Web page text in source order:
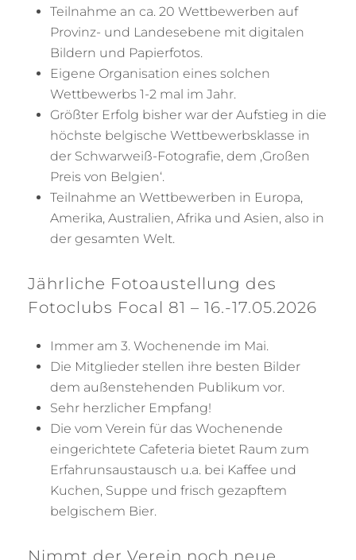
Teilnahme an ca. 20 Wettbewerben auf
Provinz- und Landesebene mit digitalen
Bildern und Papierfotos.
Eigene Organisation eines solchen
Wettbewerbs 1-2 mal im Jahr.
Größter Erfolg bisher war der Aufstieg in die
höchste belgische Wettbewerbsklasse in
der Schwarweiß-Fotografie, dem ‚Großen
Preis von Belgien‘.
Teilnahme an Wettbewerben in Europa,
Amerika, Australien, Afrika und Asien, also in
der gesamten Welt.
Jährliche Fotoaustellung des
Fotoclubs Focal 81 – 16.-17.05.2026
Immer am 3. Wochenende im Mai.
Die Mitglieder stellen ihre besten Bilder
dem außenstehenden Publikum vor.
Sehr herzlicher Empfang!
Die vom Verein für das Wochenende
eingerichtete Cafeteria bietet Raum zum
Erfahrunsaustausch u.a. bei Kaffee und
Kuchen, Suppe und frisch gezapftem
belgischem Bier.
Nimmt der Verein noch neue